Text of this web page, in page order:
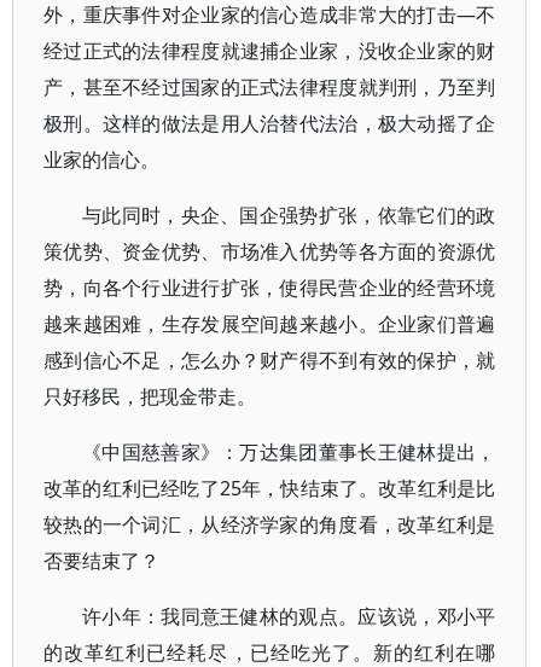
外，重庆事件对企业家的信心造成非常大的打击—不
经过正式的法律程度就逮捕企业家，没收企业家的财
产，甚至不经过国家的正式法律程度就判刑，乃至判
极刑。这样的做法是用人治替代法治，极大动摇了企
业家的信心。
与此同时，央企、国企强势扩张，依靠它们的政
策优势、资金优势、市场准入优势等各方面的资源优
势，向各个行业进行扩张，使得民营企业的经营环境
越来越困难，生存发展空间越来越小。企业家们普遍
感到信心不足，怎么办？财产得不到有效的保护，就
只好移民，把现金带走。
《中国慈善家》：万达集团董事长王健林提出，
改革的红利已经吃了25年，快结束了。改革红利是比
较热的一个词汇，从经济学家的角度看，改革红利是
否要结束了？
许小年：我同意王健林的观点。应该说，邓小平
的改革红利已经耗尽，已经吃光了。新的红利在哪